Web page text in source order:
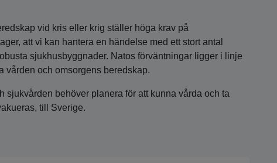
vid kris eller krig ställer höga krav på
att vi kan hantera en händelse med ett stort antal
sjukhusbyggnader. Natos förväntningar ligger i linje
vården och omsorgens beredskap.
sjukvården behöver planera för att kunna vårda och ta
till Sverige.